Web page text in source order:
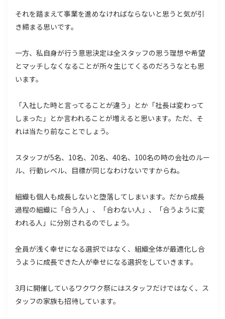
それを踏まえて事業を進めなければならないと思うと気が引
き締まる思いです。
一方、私自身が行う意思決定は全スタッフの思う理想や希望
とマッチしなくなることが所々生じてくるのだろうなとも思
います。
「入社した時と言ってることが違う」とか「社長は変わって
しまった」とか言われることが増えると思います。ただ、そ
れは当たり前なことでしょう。
スタッフが5名、10名、20名、40名、100名の時の会社のルー
ル、行動レベル、目標が同じなわけないですからね。
組織も個人も成長しないと堕落してしまいます。だから成長
過程の組織に「合う人」、「合わない人」、「合うように変
われる人」に分別されるのでしょう。
全員が浅く幸せになる選択ではなく、組織全体が最適化し合
うように成長できた人が幸せになる選択をしていきます。
3月に開催しているワクワク祭にはスタッフだけではなく、ス
タッフの家族も招待しています。